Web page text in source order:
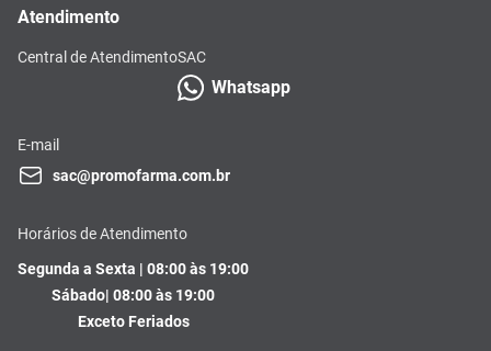
Atendimento
Central de AtendimentoSAC
Whatsapp
E-mail
sac@promofarma.com.br
Horários de Atendimento
Segunda a Sexta | 08:00 às 19:00
Sábado| 08:00 às 19:00
Exceto Feriados